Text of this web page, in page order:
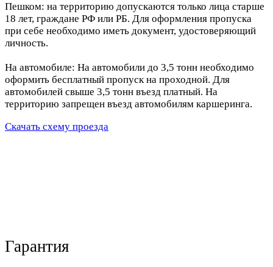
Пешком: на территорию допускаются только лица старше
18 лет, граждане РФ или РБ. Для оформления пропуска
при себе необходимо иметь документ, удостоверяющий
личность.
На автомобиле: На автомобили до 3,5 тонн необходимо
оформить бесплатный пропуск на проходной. Для
автомобилей свыше 3,5 тонн въезд платный. На
территорию запрещен въезд автомобилям каршеринга.
Скачать схему проезда
Гарантия